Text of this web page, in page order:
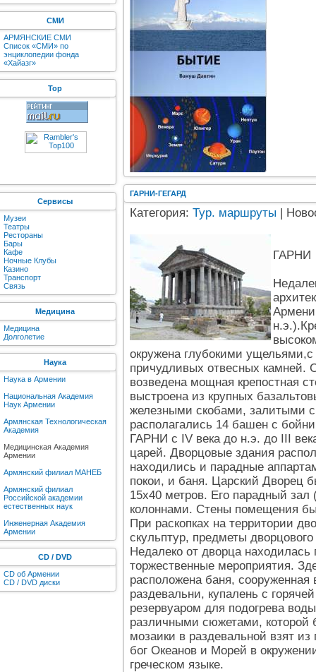
СМИ
АРМЯНСКИЕ СМИ
Список «СМИ» по
энциклопедии фонда
«Хайазг»
Top
Сервисы
Музеи
Театры
Рестораны
Бары
Кафе
Ночные Клубы
Казино
Транспорт
Связь
Медицина
Медицина
Долголетие
Наука
Наука в Армении
Национальная Академия
Наук Армении
Армянская Технологическая
Академия
Медицинская Академия
Армении
Армянский филиал МАНЕБ
Армянский филиал
Российской академии
естественных наук
Инженерная Академия
Армении
CD / DVD
CD об Армении
CD / DVD диски
ГАРНИ-ГЕГАРД
Категория: Тур. маршруты |
ГАРНИ
окружена глубокими
причудливых отвесных камней.
возведена мощная крепостная
выстроена из крупных
железными скобами, залитыми
располагались 14 башен с
ГАРНИ с IV века до н.э. до III
царей. Дворцовые здания
находились и парадные
покои, и баня. Царский Дворец
15х40 метров. Его парадный
колоннами. Стены помещения
При раскопках на территории
скульптур, предметы
Недалеко от дворца находилась
торжественные мероприятия.
расположена баня,
раздевальни, купалень с
резервуаром для подогрева
различными сюжетами,
мозаики в раздевальной взят
бог Океанов и Морей в
греческом языке.